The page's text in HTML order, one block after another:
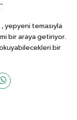
yepyeni temasıyla
bir araya getiriyor.
bir